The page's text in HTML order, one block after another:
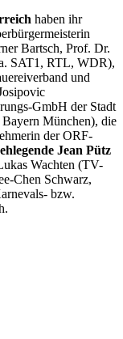
haben ihr
Bartsch, Prof. Dr.
SAT1, RTL, WDR),
und
GmbH der Stadt
München), die
der ORF-
Jean Pütz
Wachten (TV-
Chen Schwarz,
bzw.